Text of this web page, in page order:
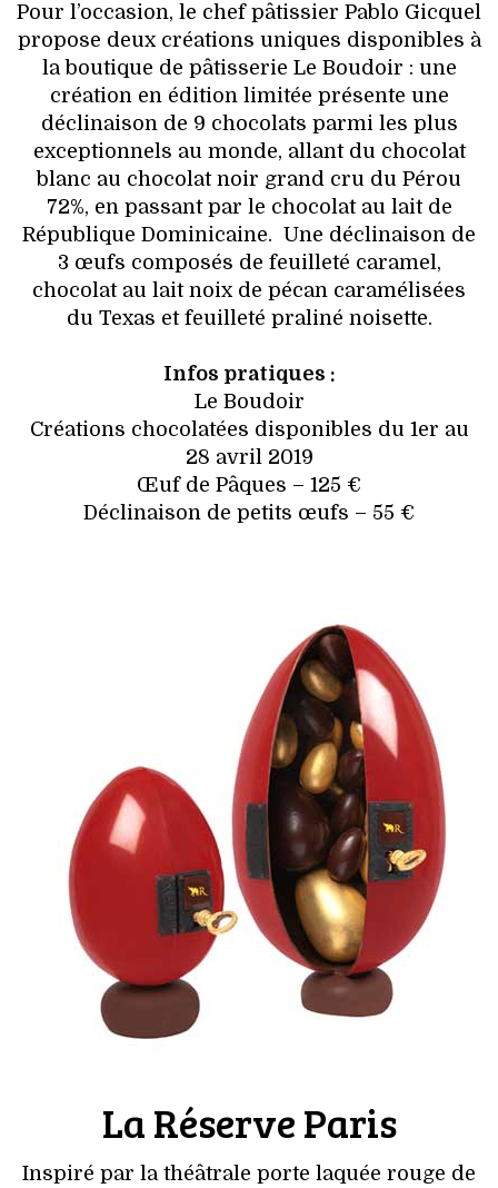
Pour l’occasion, le chef pâtissier Pablo Gicquel
propose deux créations uniques disponibles à
la boutique de pâtisserie Le Boudoir : une
création en édition limitée présente une
déclinaison de 9 chocolats parmi les plus
exceptionnels au monde, allant du chocolat
blanc au chocolat noir grand cru du Pérou
72%, en passant par le chocolat au lait de
République Dominicaine. Une déclinaison de
3 œufs composés de feuilleté caramel,
chocolat au lait noix de pécan caramélisées
du Texas et feuilleté praliné noisette.
Infos pratiques :
Le Boudoir
Créations chocolatées disponibles du 1er au
28 avril 2019
Œuf de Pâques – 125 €
Déclinaison de petits œufs – 55 €
La Réserve Paris
Inspiré par la théâtrale porte laquée rouge de